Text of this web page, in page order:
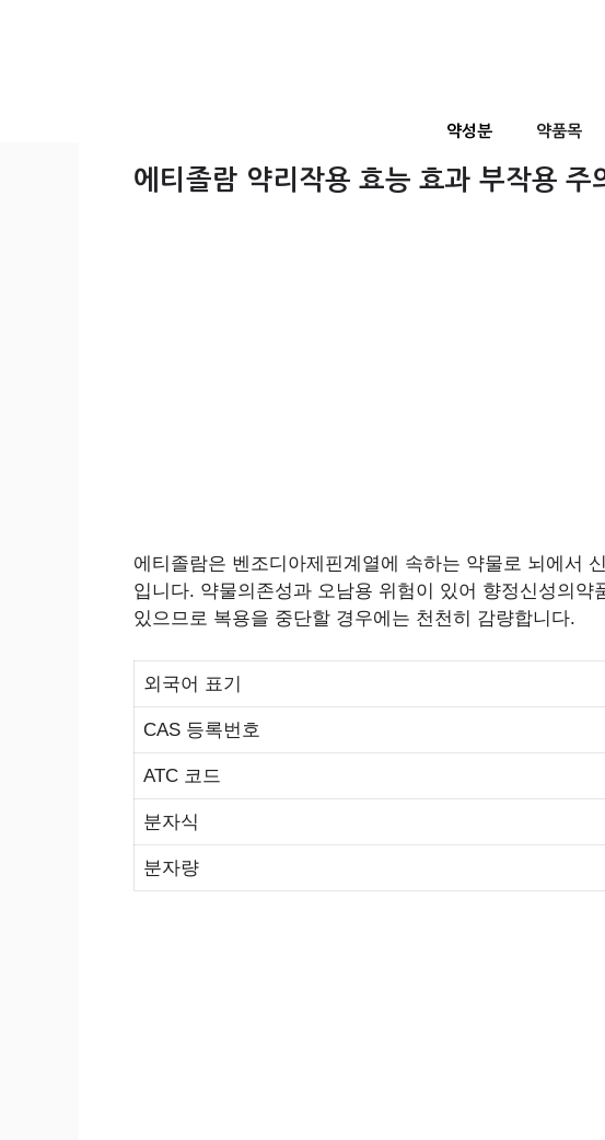
약성분 약품목
에티졸람 약리작용 효능 효과 부작용 주
에티졸람은 벤조디아제핀계열에 속하는 약물로 뇌에서
입니다. 약물의존성과 오남용 위험이 있어 향정신성의
있으므로 복용을 중단할 경우에는 천천히 감량합니다.
외국어 표기
CAS 등록번호
ATC 코드
분자식
분자량